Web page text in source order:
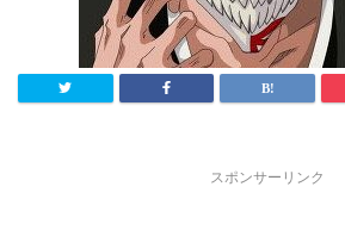
スポンサーリンク